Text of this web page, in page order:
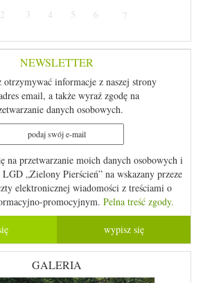
2 3 4 5 6 7
NEWSLETTER
otrzymywać informacje z naszej strony
email, a także wyraź zgodę na
danych osobowych.
na przetwarzanie moich danych osobowych i
„Zielony Pierścień” na wskazany przeze
elektronicznej wiadomości z treściami o
promocyjnym. Pelna treść zgody.
GALERIA